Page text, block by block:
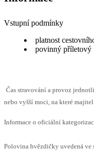
Vstupní podmínky
platnost
povinný příletový
Čas stravování a provoz
nebo vyšší moci, na které
Informace o oficiální
Polovina hvězdičky uvedená